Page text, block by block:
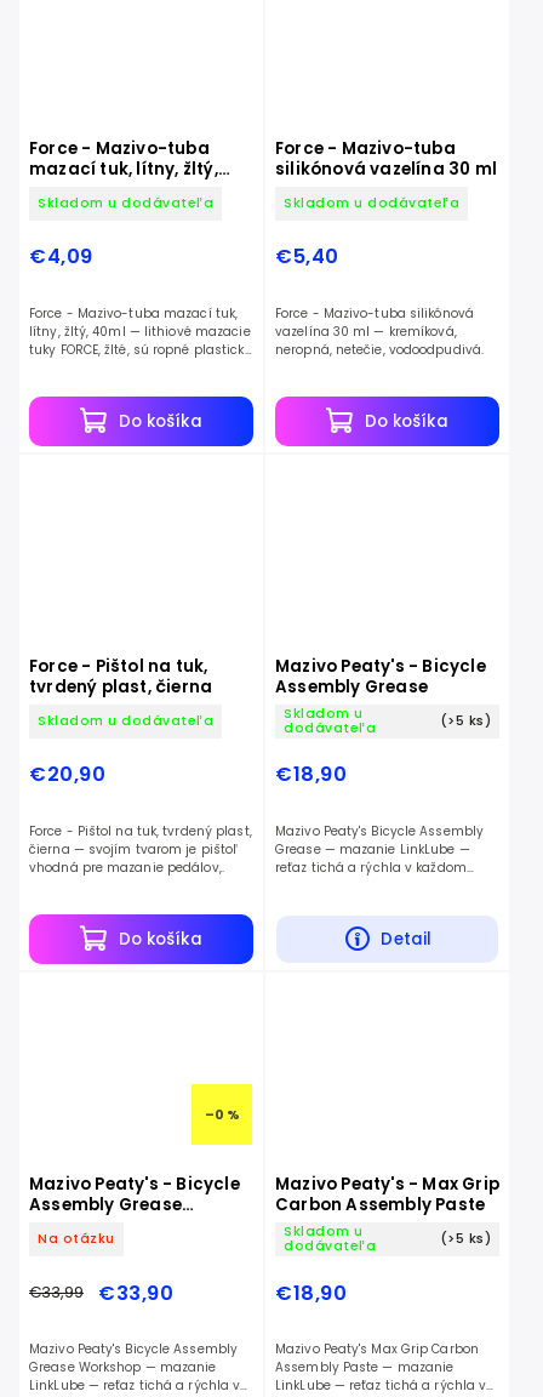
Force - Mazivo-tuba
mazací tuk, lítny, žltý,
Skladom u dodávateľa
€4,09
Do košíka
Force - Mazivo-tuba mazací tuk,
lítny, žltý, 40ml — lithiové mazacie
tuky FORCE, žlté, sú ropné plastické
Force - Mazivo-tuba
silikónová vazelína 30 ml
Skladom u dodávateľa
€5,40
Do košíka
Force - Mazivo-tuba silikónová
vazelína 30 ml — kremíková,
neropná, netečie, vodoodpudivá.
Force - Pištol na tuk,
tvrdený plast, čierna
Skladom u dodávateľa
€20,90
Do košíka
Force - Pištol na tuk, tvrdený plast,
čierna — svojím tvarom je pištoľ
vhodná pre mazanie pedálov,.
Mazivo Peaty's - Bicycle
Assembly Grease
Skladom u
dodávateľa
(>5 ks)
€18,90
Detail
Mazivo Peaty's Bicycle Assembly
Grease — mazanie LinkLube —
reťaz tichá a rýchla v každom
–0 %
Mazivo Peaty's - Bicycle
Assembly Grease
Na otázku
€33,99 €33,90
Mazivo Peaty's Bicycle Assembly
Grease Workshop — mazanie
LinkLube — reťaz tichá a rýchla v
Mazivo Peaty's - Max Grip
Carbon Assembly Paste
Skladom u
dodávateľa
(>5 ks)
€18,90
Mazivo Peaty's Max Grip Carbon
Assembly Paste — mazanie
LinkLube — reťaz tichá a rýchla v